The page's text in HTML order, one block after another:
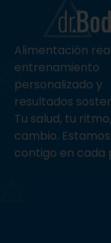
Alimentación
entrenamiento
personalizado y
resultados
Tu salud, tu
cambio. Estamos
contigo en cada